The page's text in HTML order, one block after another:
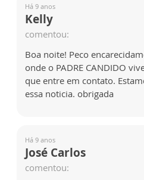
Há 9 anos
Kelly
comentou:
Boa noite! Peco
onde o PADRE CANDIDO
que entre em contato.
essa noticia. obrigada
Há 9 anos
José Carlos
comentou: